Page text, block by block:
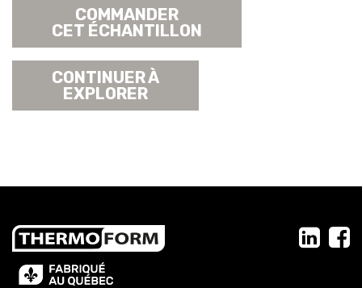
COMMANDER
CET ÉCHANTILLON
CONTINUER À
EXPLORER